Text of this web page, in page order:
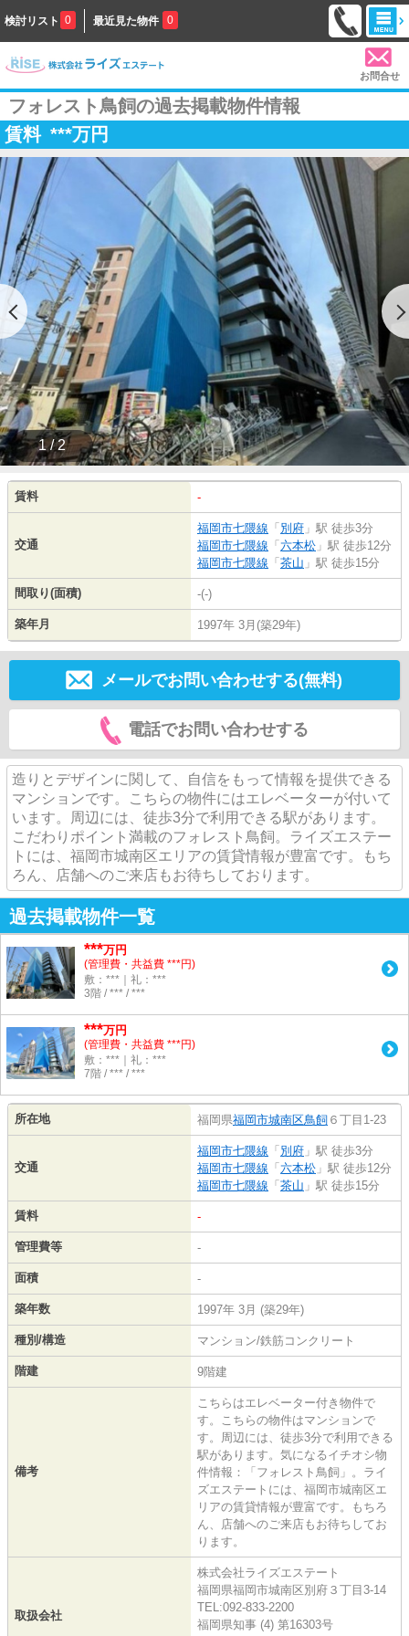
検討リスト 0 最近見た物件 0
お問合せ
フォレスト鳥飼の過去掲載物件情報
賃料 ***万円
1 / 2
賃料 -
交通
福岡市七隈線 「 別府 」駅 徒歩3分
福岡市七隈線 「 六本松 」駅 徒歩12分
福岡市七隈線 「 茶山 」駅 徒歩15分
間取り(面積) -(-)
築年月 1997年 3月(築29年)
メールでお問い合わせする(無料)
電話でお問い合わせする
造りとデザインに関して、自信をもって情報を提供できる
マンションです。こちらの物件にはエレベーターが付いて
います。周辺には、徒歩3分で利用できる駅があります。
こだわりポイント満載のフォレスト鳥飼。ライズエステー
トには、福岡市城南区エリアの賃貸情報が豊富です。もち
ろん、店舗へのご来店もお待ちしております。
過去掲載物件一覧
***万円
(管理費・共益費 ***円)
敷：***｜礼：***
3階 / *** / ***
***万円
(管理費・共益費 ***円)
敷：***｜礼：***
7階 / *** / ***
所在地 福岡県福岡市城南区鳥飼 ６丁目1-23
交通
福岡市七隈線 「 別府 」駅 徒歩3分
福岡市七隈線 「 六本松 」駅 徒歩12分
福岡市七隈線 「 茶山 」駅 徒歩15分
賃料 -
管理費等 -
面積 -
築年数 1997年 3月 (築29年)
種別/構造 マンション/鉄筋コンクリート
階建 9階建
備考
こちらはエレベーター付き物件で
す。こちらの物件はマンションで
す。周辺には、徒歩3分で利用できる
駅があります。気になるイチオシ物
件情報：「フォレスト鳥飼」。ライ
ズエステートには、福岡市城南区エ
リアの賃貸情報が豊富です。もちろ
ん、店舗へのご来店もお待ちしてお
ります。
取扱会社
株式会社ライズエステート
福岡県福岡市城南区別府３丁目3-14
TEL:092-833-2200
福岡県知事 (4) 第16303号